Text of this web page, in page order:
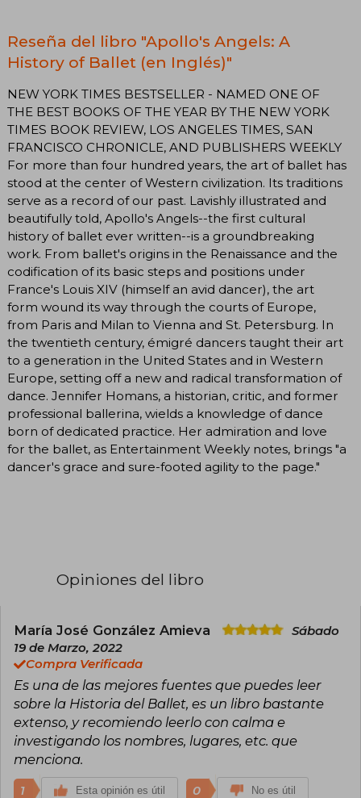
Reseña del libro "Apollo's Angels: A
History of Ballet (en Inglés)"
NEW YORK TIMES BESTSELLER - NAMED ONE OF
THE BEST BOOKS OF THE YEAR BY THE NEW YORK
TIMES BOOK REVIEW, LOS ANGELES TIMES, SAN
FRANCISCO CHRONICLE, AND PUBLISHERS WEEKLY
For more than four hundred years, the art of ballet has
stood at the center of Western civilization. Its traditions
serve as a record of our past. Lavishly illustrated and
beautifully told, Apollo's Angels--the first cultural
history of ballet ever written--is a groundbreaking
work. From ballet's origins in the Renaissance and the
codification of its basic steps and positions under
France's Louis XIV (himself an avid dancer), the art
form wound its way through the courts of Europe,
from Paris and Milan to Vienna and St. Petersburg. In
the twentieth century, émigré dancers taught their art
to a generation in the United States and in Western
Europe, setting off a new and radical transformation of
dance. Jennifer Homans, a historian, critic, and former
professional ballerina, wields a knowledge of dance
born of dedicated practice. Her admiration and love
for the ballet, as Entertainment Weekly notes, brings "a
dancer's grace and sure-footed agility to the page."
Opiniones del libro
María José González Amieva
Sábado
19 de Marzo, 2022
Compra Verificada
Es una de las mejores fuentes que puedes leer
sobre la Historia del Ballet, es un libro bastante
extenso, y recomiendo leerlo con calma e
investigando los nombres, lugares, etc. que
menciona.
1 Esta opinión es útil 0 No es útil